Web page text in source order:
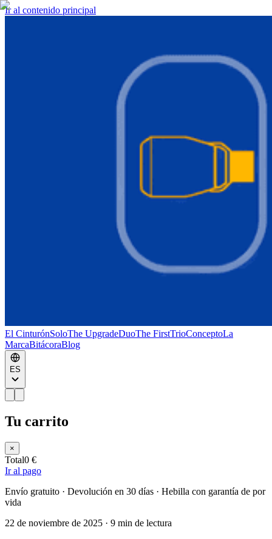
Ir al contenido principal
El CinturónSoloThe UpgradeDuoThe FirstTrioConceptoLa
MarcaBitácoraBlog
ES
Tu carrito
×
Total0 €
Ir al pago
Envío gratuito · Devolución en 30 días · Hebilla con garantía de por
vida
22 de noviembre de 2025 · 9 min de lectura